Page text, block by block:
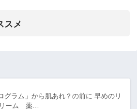
スメ
グラム」から肌あれ？の前に 早めのリ
ーム 薬…